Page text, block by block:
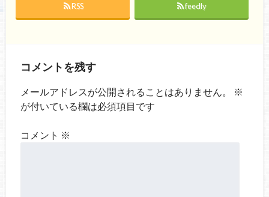
RSS feedly
コメントを残す
メールアドレスが公開されることはありません。
※
が付いている欄は必須項目です
コメント ※